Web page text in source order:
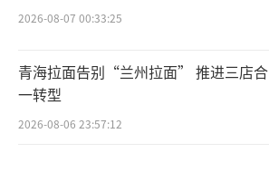
2026-08-07 00:33:25
青海拉面告别“兰州拉面” 推进三店合
一转型
2026-08-06 23:57:12